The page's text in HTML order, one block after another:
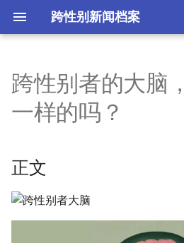
跨性别新闻档案
n
i
a
l
正文
附加信息 [Processed Page
跨性别者的大脑
一样的吗？
正文